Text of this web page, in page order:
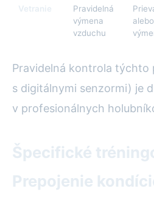
Vetranie
Pravidelná
výmena
vzduchu
Pravidelná kontrola týchto
s digitálnymi senzormi) je
v profesionálnych
Špecifické
Prepojenie